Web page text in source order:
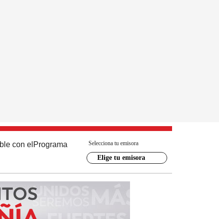
con el Programa Selecciona tu emisora
Elige tu emisora